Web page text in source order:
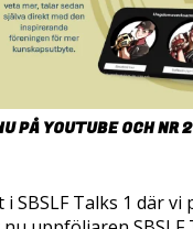
PÅ YOUTUBE OCH NR
SBSLF Talks 1 där vi